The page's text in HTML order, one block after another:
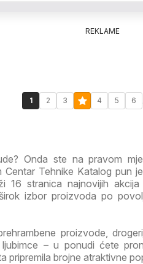
REKLAME
1 2 3 4 5 6
Onda ste na pravom
Centar Tehnike Katalog pun
16 stranica najnovijih
izbor proizvoda po
proizvode,
– u ponudi ćete
pripremila brojne atraktivne